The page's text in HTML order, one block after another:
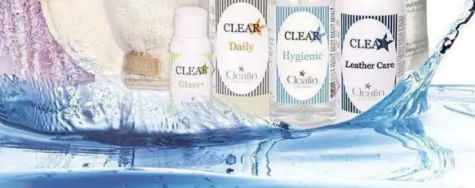
& Körbe
| Isoliertaschen
Raumdüfte
Panier des Sens Körperpflege
Reinigung>